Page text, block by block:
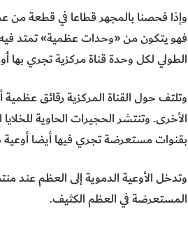
وإذا فحصنا بالمجهر قطاعا في قطعة من
فهو يتكون من «وحدات عظمية» تمتد فيه
الطولي لكل وحدة قناة مركزية تجري بها
وتلتف حول القناة المركزية رقائق
الأخرى. وتنتشر الحجيرات الحاوية
بقنوات مستعرضة تجري فيها أيضا أوعية
وتدخل الأوعية الدموية إلى العظم عند
المستعرضة في العظم الكثيف.